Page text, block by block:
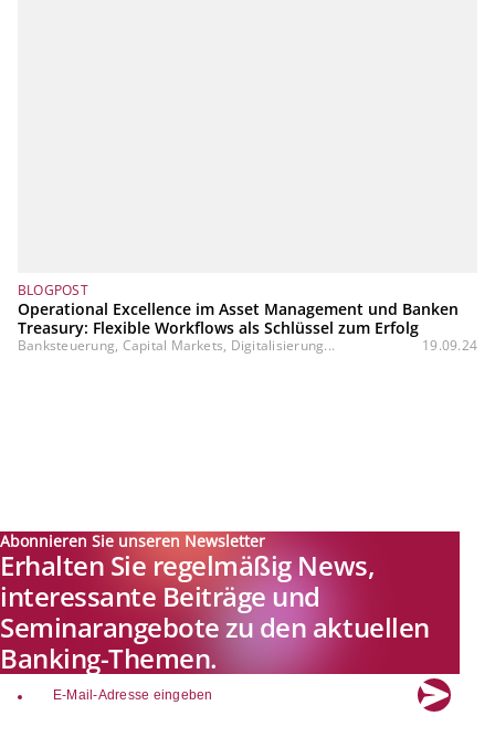
BLOGPOST
Operational Excellence im Asset Management und Banken
Treasury: Flexible Workflows als Schlüssel zum Erfolg
Banksteuerung, Capital Markets, Digitalisierung... 19.09.24
Abonnieren Sie unseren Newsletter
Erhalten Sie regelmäßig News,
interessante Beiträge und
Seminarangebote zu den aktuellen
Banking-Themen.
email